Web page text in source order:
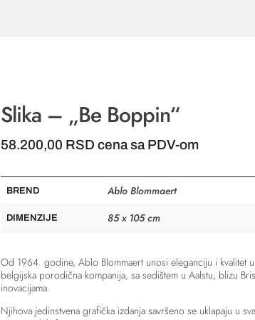
Slika – „Be Boppin“
58.200,00 RSD cena sa PDV-om
BREND Ablo Blommaert
DIMENZIJE 85 x 105 cm
Od 1964. godine, Ablo Blommaert unosi eleganciju i kvalitet
belgijska porodična kompanija, sa sedištem u Aalstu, blizu
inovacijama.
Njihova jedinstvena grafička izdanja savršeno se uklapaju u